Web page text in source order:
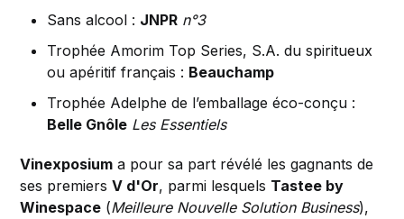
Sans alcool : JNPR n°3
Trophée Amorim Top Series, S.A. du spiritueux
ou apéritif français : Beauchamp
Trophée Adelphe de l’emballage éco-conçu :
Belle Gnôle Les Essentiels
Vinexposium a pour sa part révélé les gagnants de
ses premiersV d'Or, parmi lesquels Tastee by
Winespace (Meilleure Nouvelle Solution Business),